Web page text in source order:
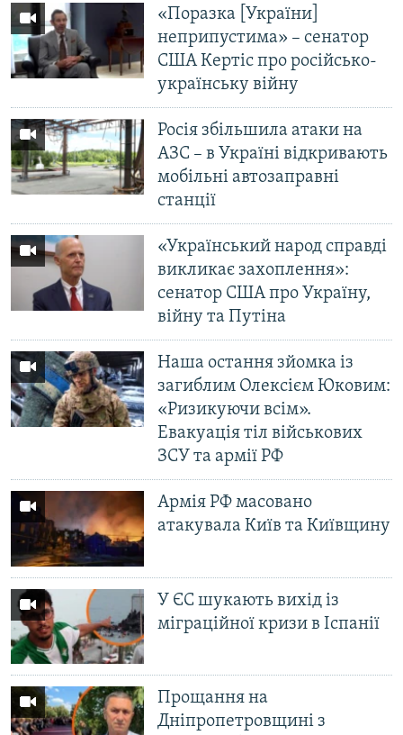
ПОДКАСТИ
КРИМ РЕАЛІЇ
УКР
КТАТ
«Поразка [України]
неприпустима» – сенатор
США Кертіс про російсько-
українську війну
Росія збільшила атаки на
АЗС – в Україні відкривають
мобільні автозаправні
станції
«Український народ справді
викликає захоплення»:
сенатор США про Україну,
війну та Путіна
Наша остання зйомка із
загиблим Олексієм Юковим:
«Ризикуючи всім».
Евакуація тіл військових
ЗСУ та армії РФ
Армія РФ масовано
атакувала Київ та Київщину
У ЄС шукають вихід із
міграційної кризи в Іспанії
Прощання на
Дніпропетровщині з